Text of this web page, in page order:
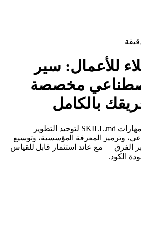
للأعمال: سير
مخصصة
بالكامل
كيف تستخدم الشركات مهارات SKILL.md لتوحيد التطوير
وترميز المعرفة المؤسسية، وتوسيع
— مع عائد استثمار قابل للقياس
الكود.